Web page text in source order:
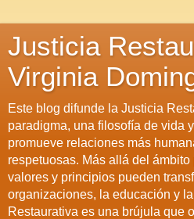
Justicia
Virginia
Este blog difunde la Justicia
paradigma, una filosofía de vida
promueve relaciones más
respetuosas. Más allá del
valores y principios pueden
organizaciones, la educación y
Restaurativa es una brújula que